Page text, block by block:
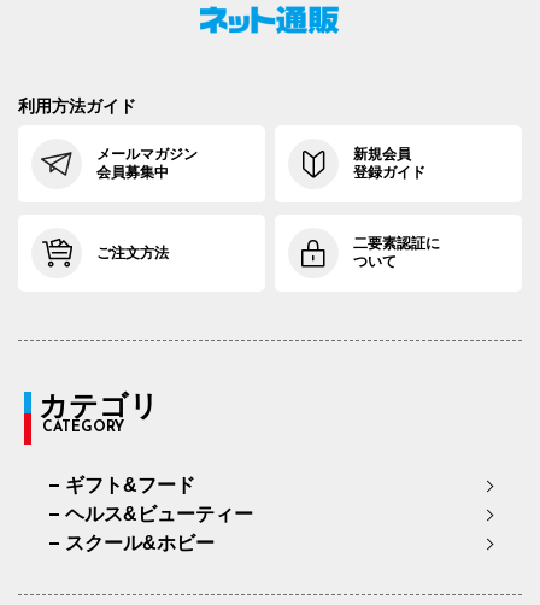
利用方法ガイド
メールマガジン
会員募集中
新規会員
登録ガイド
ご注文方法
二要素認証に
ついて
カテゴリ
CATEGORY
ギフト&フード
ヘルス&ビューティー
スクール&ホビー